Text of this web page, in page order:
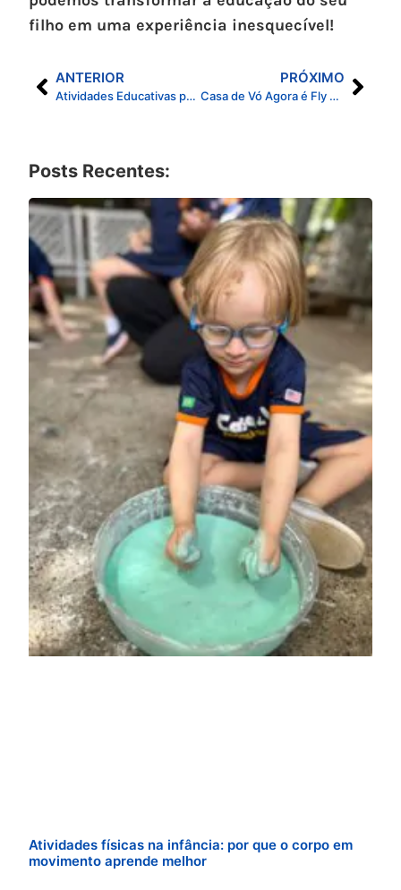
filho em uma experiência inesquecível!
ANTERIOR
Atividades Educativas para Crianças: Como Estimular o Desenvolvimento com Educação Divertida
PRÓXIMO
Casa de Vó Agora é Fly – Elementary School: Preparando as Crianças para os Primeiros Voos da Vida
Posts Recentes:
Atividades físicas na infância: por que o corpo em
movimento aprende melhor